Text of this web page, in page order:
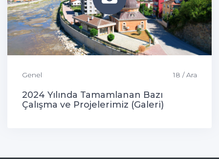
Genel 18 / Ara
2024 Yılında Tamamlanan Bazı
Çalışma ve Projelerimiz (Galeri)